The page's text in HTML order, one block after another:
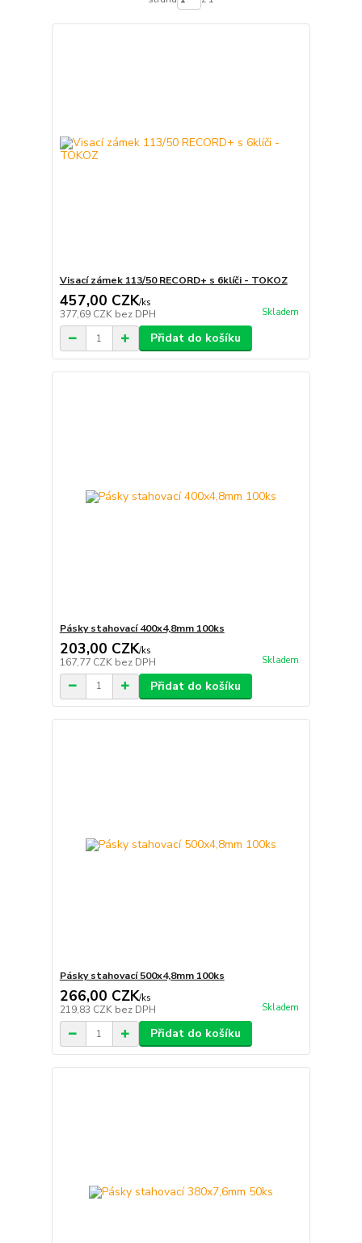
Visací zámek 113/50 RECORD+ s 6klíči - TOKOZ
457,00 CZK/ks
377,69 CZK bez DPH Skladem
Přidat do košíku
Pásky stahovací 400x4,8mm 100ks
203,00 CZK/ks
167,77 CZK bez DPH Skladem
Přidat do košíku
Pásky stahovací 500x4,8mm 100ks
266,00 CZK/ks
219,83 CZK bez DPH Skladem
Přidat do košíku